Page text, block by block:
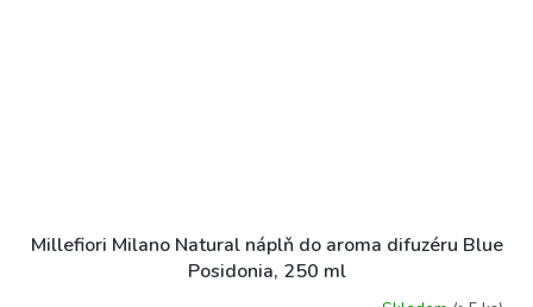
Millefiori Milano Natural náplň do aroma difuzéru Blue
Posidonia, 250 ml